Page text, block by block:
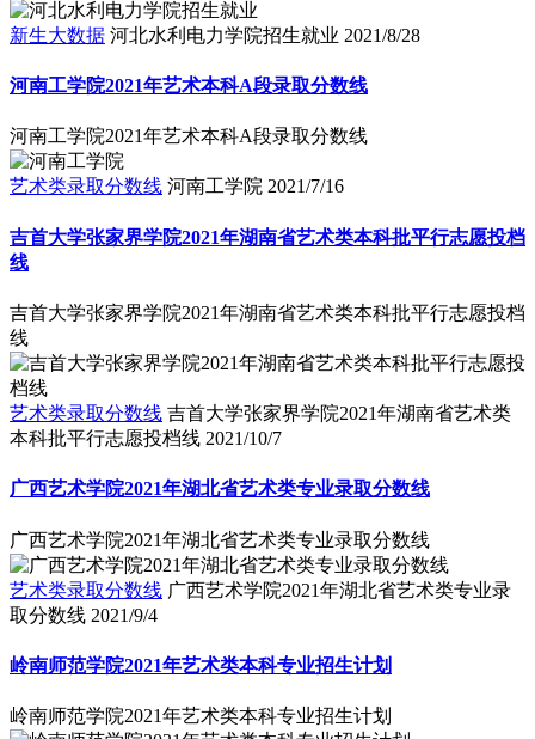
新生大数据 河北水利电力学院招生就业 2021/8/28
河南工学院2021年艺术本科A段录取分数线
河南工学院2021年艺术本科A段录取分数线
艺术类录取分数线 河南工学院 2021/7/16
吉首大学张家界学院2021年湖南省艺术类本科批平行志愿投档
线
吉首大学张家界学院2021年湖南省艺术类本科批平行志愿投档
线
艺术类录取分数线 吉首大学张家界学院2021年湖南省艺术类
本科批平行志愿投档线 2021/10/7
广西艺术学院2021年湖北省艺术类专业录取分数线
广西艺术学院2021年湖北省艺术类专业录取分数线
艺术类录取分数线 广西艺术学院2021年湖北省艺术类专业录
取分数线 2021/9/4
岭南师范学院2021年艺术类本科专业招生计划
岭南师范学院2021年艺术类本科专业招生计划